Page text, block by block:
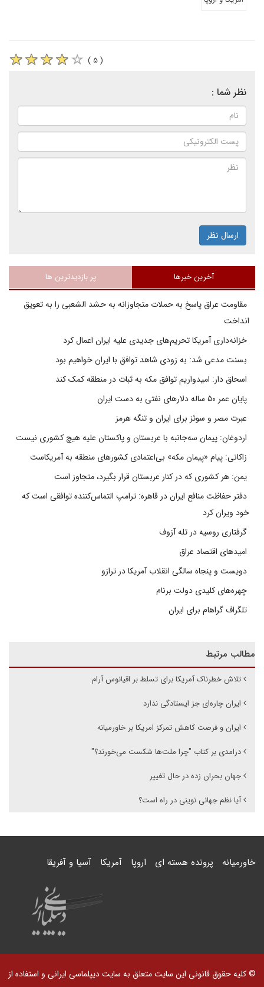
( ۵ )
نظر شما :
ارسال نظر
آخرین خبرها پر بازدیدترین ها
مقاومت عراق پاسخ به حملات متجاوزانه به حشد الشعبی را به تعویق
انداخت
خزانه‌داری آمریکا تحریم‌های جدیدی علیه ایران اعمال کرد
بسنت مدعی شد: به زودی شاهد توافق با ایران خواهیم بود
اسحاق دار: امیدواریم توافق مکه به ثبات در منطقه کمک کند
پایان عمر ۵۰ ساله دلارهای نفتی به دست ایران
عبرت مصر و سوئز برای ایران و تنگه هرمز
اردوغان: پیمان سه‌جانبه با عربستان و پاکستان علیه هیچ کشوری نیست
زاکانی: پیام «پیمان مکه» بی‌اعتمادی کشورهای منطقه به آمریکاست
یمن: هر کشوری که در کنار عربستان قرار بگیرد، متجاوز است
دفتر حفاظت منافع ایران در قاهره: ترامپ التماس‌کننده توافقی است که
خود ویران کرد
گرفتاری روسیه در تله آزوف
امیدهای اقتصاد عراق
دویست و پنجاه سالگی انقلاب آمریکا در ترازو
چهره‌های کلیدی دولت برنام
تلگراف گراهام برای ایران
مطالب مرتبط
تلاش خطرناک آمریکا برای تسلط بر اقیانوس آرام
ایران چاره‌ای جز ایستادگی ندارد
ایران و فرصت کاهش تمرکز امریکا بر خاورمیانه
درامدی بر کتاب "چرا ملت‌ها شکست می‌خورند؟"
جهان بحران زده در حال تغییر
آیا نظم جهانی نوینی در راه است؟
خاورمیانه پرونده هسته ای اروپا آمریکا آسیا و آفریقا
© کلیه حقوق قانونی این سایت متعلق به سایت دیپلماسی ایرانی و استفاده از